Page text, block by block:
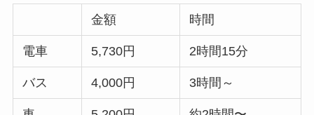
金額 時間
電車 5,730円 2時間15分
バス 4,000円 3時間～